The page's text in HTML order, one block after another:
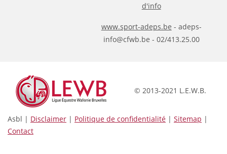
d'info
www.sport-adeps.be - adeps-
info@cfwb.be - 02/413.25.00
© 2013-2021 L.E.W.B.
Asbl | Disclaimer | Politique de confidentialité | Sitemap |
Contact